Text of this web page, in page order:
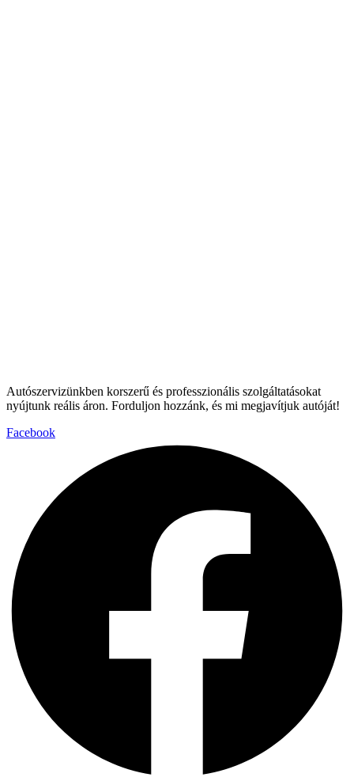
Autószervizünkben korszerű és professzionális szolgáltatásokat
nyújtunk reális áron. Forduljon hozzánk, és mi megjavítjuk autóját!
Facebook